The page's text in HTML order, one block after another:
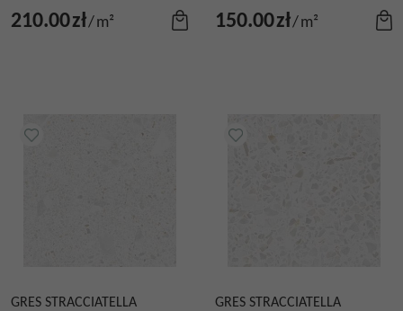
210.00zł/m² 150.00zł/m²
GRES STRACCIATELLA
GRES STRACCIATELLA